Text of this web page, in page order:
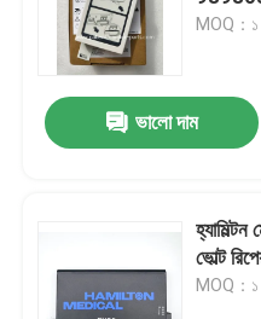
MOQ：১
ভালো দাম
ভোল্ট
MOQ：১